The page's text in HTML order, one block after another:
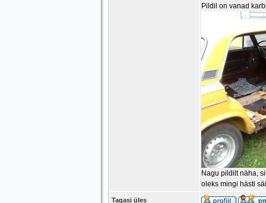
Pildil on vanad
Nagu pildilt näha,
oleks mingi hästi
Tagasi üles